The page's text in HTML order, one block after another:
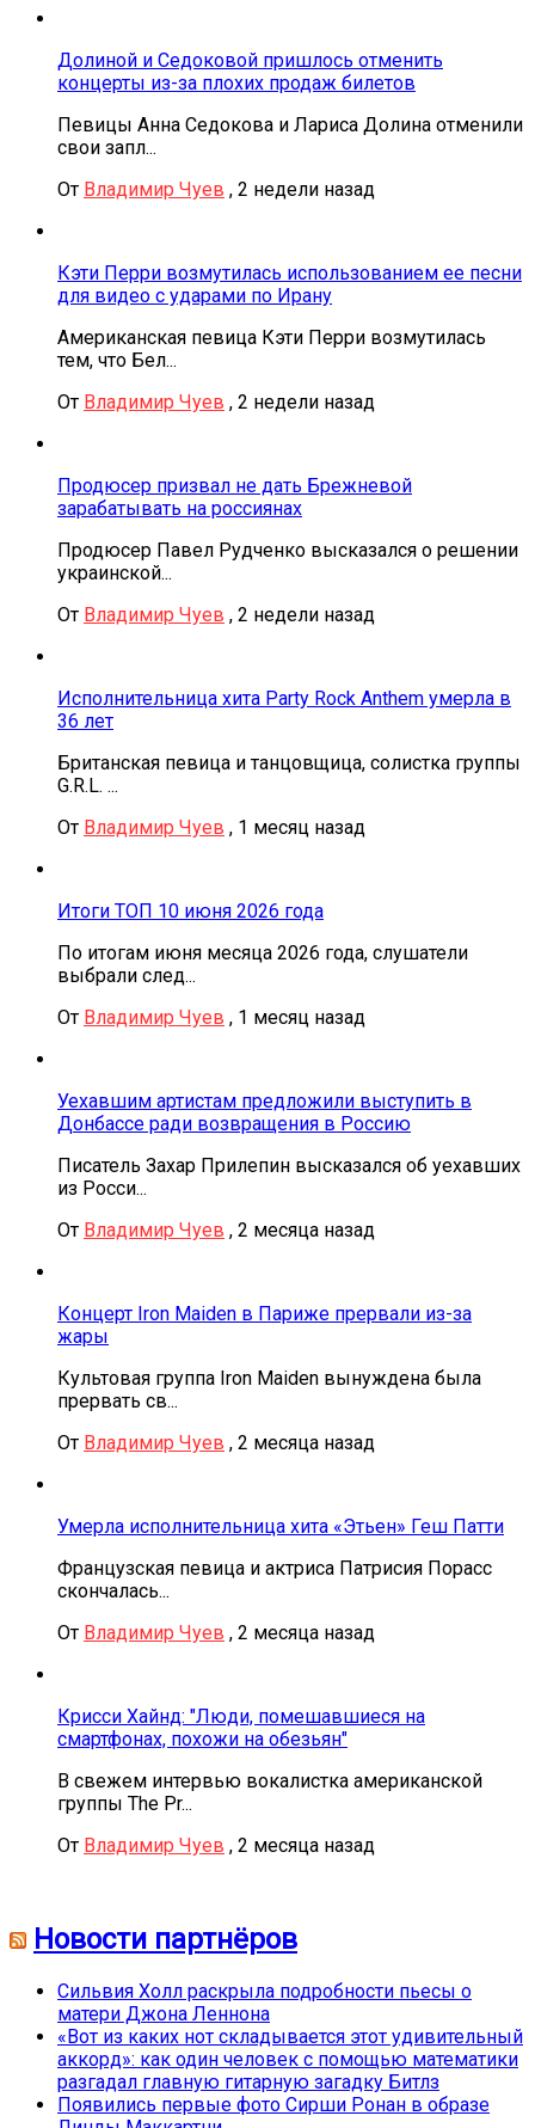
Долиной и Седоковой пришлось отменить
концерты из-за плохих продаж билетов
Певицы Анна Седокова и Лариса Долина отменили
свои запл...
От Владимир Чуев , 2 недели назад
Кэти Перри возмутилась использованием ее песни
для видео с ударами по Ирану
Американская певица Кэти Перри возмутилась
тем, что Бел...
От Владимир Чуев , 2 недели назад
Продюсер призвал не дать Брежневой
зарабатывать на россиянах
Продюсер Павел Рудченко высказался о решении
украинской...
От Владимир Чуев , 2 недели назад
Исполнительница хита Party Rock Anthem умерла в
36 лет
Британская певица и танцовщица, солистка группы
G.R.L. ...
От Владимир Чуев , 1 месяц назад
Итоги ТОП 10 июня 2026 года
По итогам июня месяца 2026 года, слушатели
выбрали след...
От Владимир Чуев , 1 месяц назад
Уехавшим артистам предложили выступить в
Донбассе ради возвращения в Россию
Писатель Захар Прилепин высказался об уехавших
из Росси...
От Владимир Чуев , 2 месяца назад
Концерт Iron Maiden в Париже прервали из-за
жары
Культовая группа Iron Maiden вынуждена была
прервать св...
От Владимир Чуев , 2 месяца назад
Умерла исполнительница хита «Этьен» Геш Патти
Французская певица и актриса Патрисия Порасс
скончалась...
От Владимир Чуев , 2 месяца назад
Крисси Хайнд: "Люди, помешавшиеся на
смартфонах, похожи на обезьян"
В свежем интервью вокалистка американской
группы The Pr...
От Владимир Чуев , 2 месяца назад
Новости партнёров
Сильвия Холл раскрыла подробности пьесы о
матери Джона Леннона
«Вот из каких нот складывается этот удивительный
аккорд»: как один человек с помощью математики
разгадал главную гитарную загадку Битлз
Появились первые фото Сирши Ронан в образе